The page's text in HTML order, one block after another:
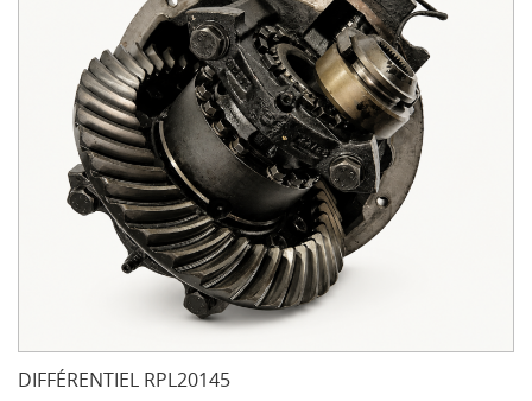
DIFFÉRENTIEL RPL20145